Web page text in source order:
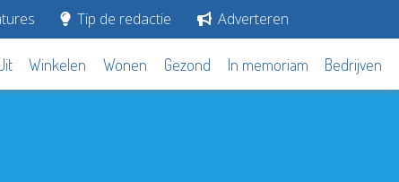
Tip de redactie Adverteren
Winkelen Wonen Gezond In memoriam Bedrijven